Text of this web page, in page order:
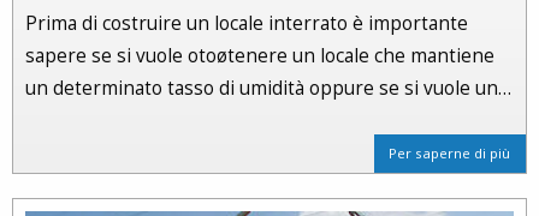
Prima di costruire un locale interrato è importante
sapere se si vuole otoøtenere un locale che mantiene
un determinato tasso di umidità oppure se si vuole un…
Per saperne di più